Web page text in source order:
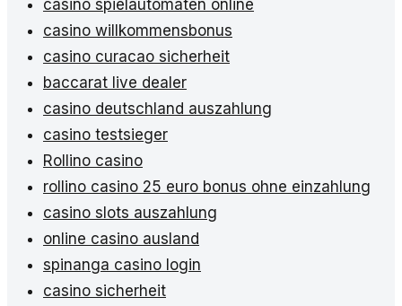
casino spielautomaten online
casino willkommensbonus
casino curacao sicherheit
baccarat live dealer
casino deutschland auszahlung
casino testsieger
Rollino casino
rollino casino 25 euro bonus ohne einzahlung
casino slots auszahlung
online casino ausland
spinanga casino login
casino sicherheit